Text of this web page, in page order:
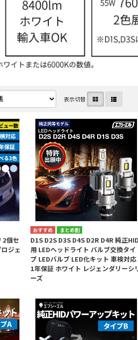
表示切替
2個セ
ジェ
まとめ割
D1S D2S D3S D4S D2R D4R 純正
用 LEDヘッドライト バルブ交換タイ
プ LEDバルブ LED化キット 車検対応
1年保証 ホワイト レジェンダリーシ
ーズ